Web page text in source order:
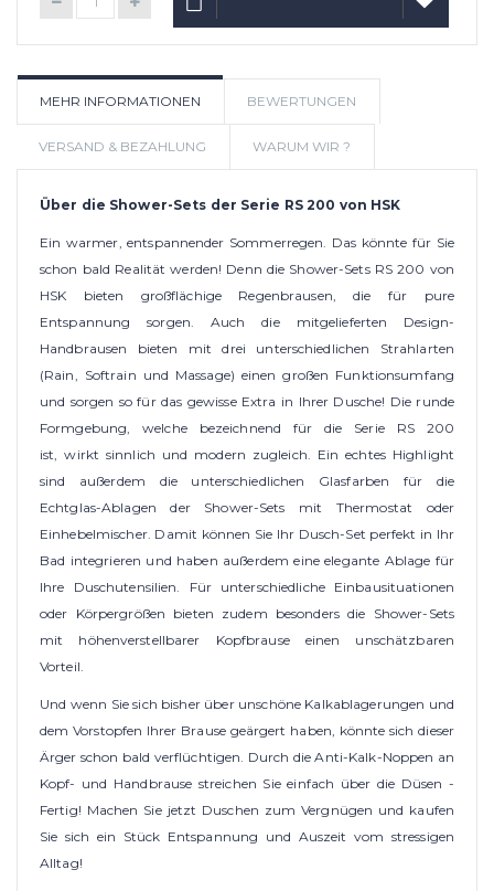
IN DEN WARENKORB
MEHR INFORMATIONEN BEWERTUNGEN
VERSAND & BEZAHLUNG WARUM WIR ?
Über die Shower-Sets der Serie RS 200 von HSK
Ein warmer, entspannender Sommerregen. Das könnte für Sie
schon bald Realität werden! Denn die Shower-Sets RS 200 von
HSK bieten großflächige Regenbrausen, die für pure
Entspannung sorgen. Auch die mitgelieferten Design-
Handbrausen bieten mit drei unterschiedlichen Strahlarten
(Rain, Softrain und Massage) einen großen Funktionsumfang
und sorgen so für das gewisse Extra in Ihrer Dusche! Die runde
Formgebung, welche bezeichnend für die Serie RS 200
ist, wirkt sinnlich und modern zugleich. Ein echtes Highlight
sind außerdem die unterschiedlichen Glasfarben für die
Echtglas-Ablagen der Shower-Sets mit Thermostat oder
Einhebelmischer. Damit können Sie Ihr Dusch-Set perfekt in Ihr
Bad integrieren und haben außerdem eine elegante Ablage für
Ihre Duschutensilien. Für unterschiedliche Einbausituationen
oder Körpergrößen bieten zudem besonders die Shower-Sets
mit höhenverstellbarer Kopfbrause einen unschätzbaren
Vorteil.
Und wenn Sie sich bisher über unschöne Kalkablagerungen und
dem Vorstopfen Ihrer Brause geärgert haben, könnte sich dieser
Ärger schon bald verflüchtigen. Durch die Anti-Kalk-Noppen an
Kopf- und Handbrause streichen Sie einfach über die Düsen -
Fertig! Machen Sie jetzt Duschen zum Vergnügen und kaufen
Sie sich ein Stück Entspannung und Auszeit vom stressigen
Alltag!